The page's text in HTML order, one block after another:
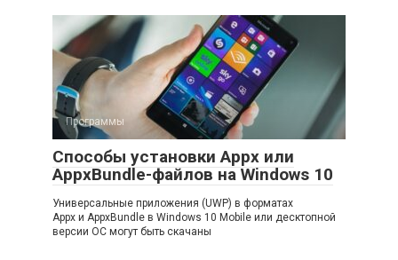
Программы
Способы установки Appx или
AppxBundle-файлов на Windows 10
Универсальные приложения (UWP) в форматах
Appx и AppxBundle в Windows 10 Mobile или десктопной
версии ОС могут быть скачаны